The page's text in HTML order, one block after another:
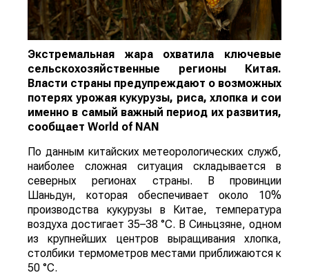
Экстремальная жара охватила ключевые
сельскохозяйственные регионы Китая.
Власти страны предупреждают о возможных
потерях урожая кукурузы, риса, хлопка и сои
именно в самый важный период их развития,
сообщает World of NAN
По данным китайских метеорологических служб,
наиболее сложная ситуация складывается в
северных регионах страны. В провинции
Шаньдун, которая обеспечивает около 10%
производства кукурузы в Китае, температура
воздуха достигает 35–38 °C. В Синьцзяне, одном
из крупнейших центров выращивания хлопка,
столбики термометров местами приближаются к
50 °C.